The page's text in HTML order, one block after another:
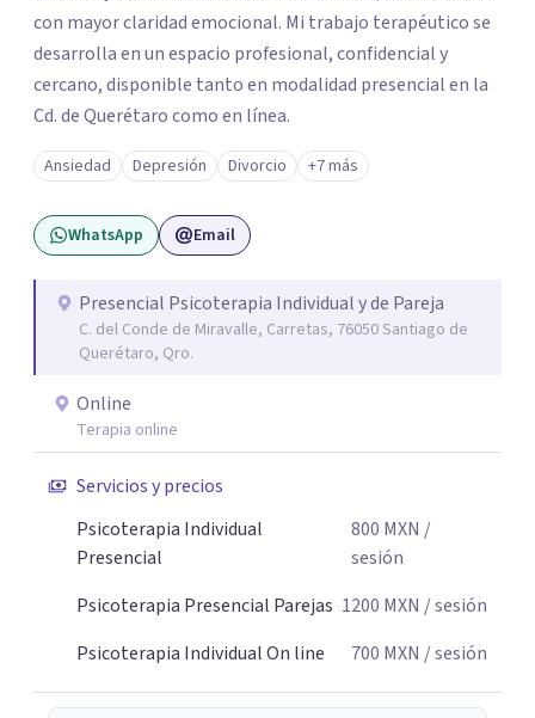
con mayor claridad emocional. Mi trabajo terapéutico se
desarrolla en un espacio profesional, confidencial y
cercano, disponible tanto en modalidad presencial en la
Cd. de Querétaro como en línea.
Ansiedad Depresión Divorcio +7 más
WhatsApp Email
Presencial Psicoterapia Individual y de Pareja
C. del Conde de Miravalle, Carretas, 76050 Santiago de
Querétaro, Qro.
Online
Terapia online
Servicios y precios
Psicoterapia Individual
Presencial
800 MXN /
sesión
Psicoterapia Presencial Parejas 1200 MXN / sesión
Psicoterapia Individual On line
700 MXN / sesión